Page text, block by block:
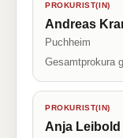
PROKURIST(IN)
Andreas
Puchheim
Gesamtprokura
PROKURIST(IN)
Anja Leibold